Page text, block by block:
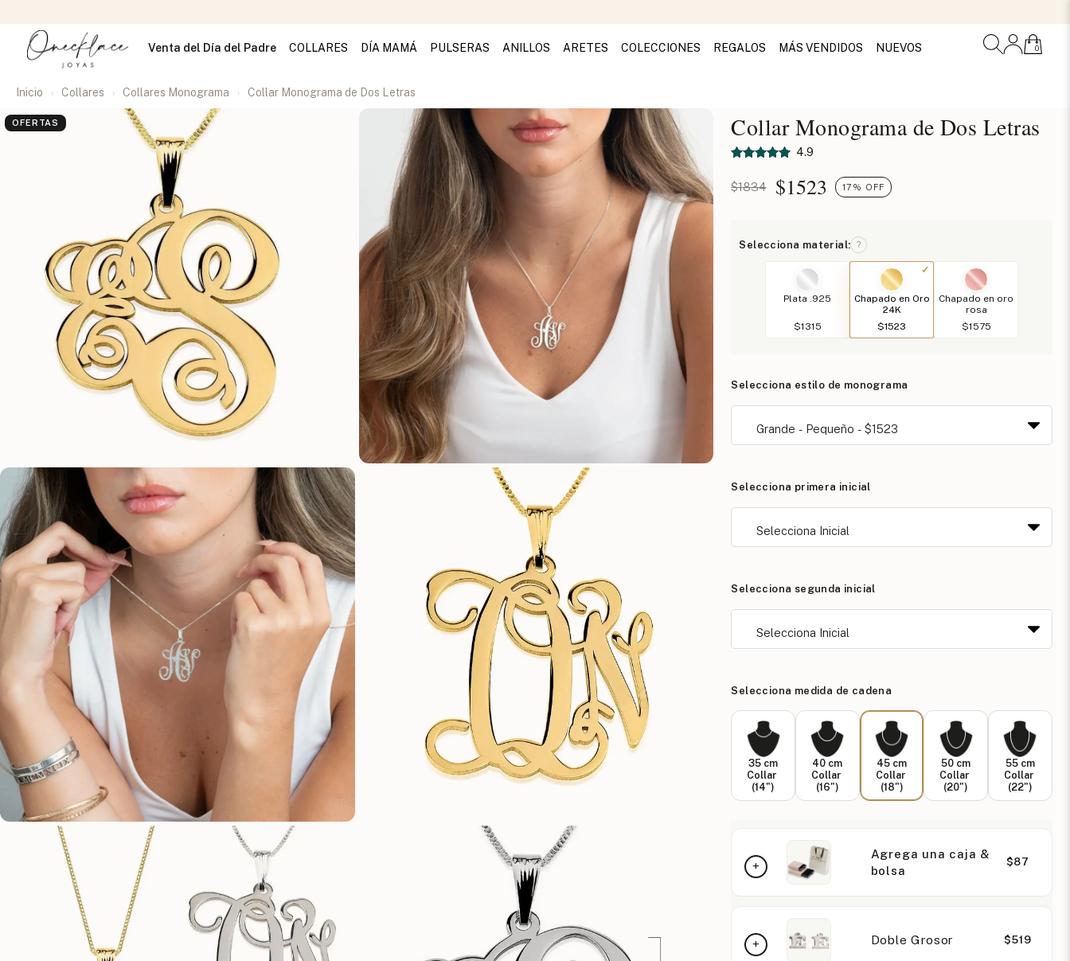
Venta del Día del Padre COLLARES DÍA MAMÁ PULSERAS ANILLOS ARETES COLECCIONES REGALOS MÁS VENDIDOS NUEVOS 0
Inicio Collares Collares Monograma Collar Monograma de Dos Letras
OFERTAS Collar Monograma de Dos Letras
4.9
$1834 $1523 17% OFF
Selecciona material: ?
Plata .925
$1315
Chapado en Oro
24K
$1523
Chapado en oro
rosa
$1575
Selecciona estilo de monograma
Selecciona primera inicial
Selecciona segunda inicial
Selecciona medida de cadena
35 cm
Collar
(14")
40 cm
Collar
(16")
45 cm
Collar
(18")
50 cm
Collar
(20")
55 cm
Collar
(22")
Agrega una caja &
bolsa
$87
Doble Grosor $519